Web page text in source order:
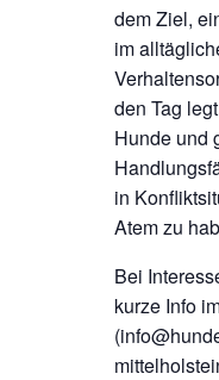
dem Ziel,
im
den Tag
Hunde und
in
Atem zu
Bei
kurze Info